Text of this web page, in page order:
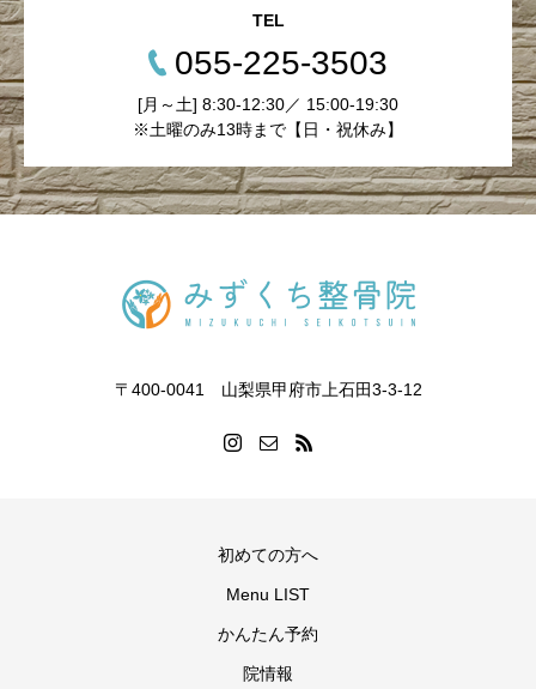
TEL
055-225-3503
[月～土] 8:30-12:30／ 15:00-19:30
※土曜のみ13時まで【日・祝休み】
〒400-0041 山梨県甲府市上石田3-3-12
初めての方へ
Menu LIST
かんたん予約
院情報